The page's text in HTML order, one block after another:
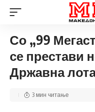
Со „99
се престави
Државна
3 мин читање